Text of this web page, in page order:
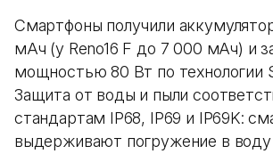
Смартфоны получили
мАч (у Reno16 F до 7 000 мАч) и
мощностью 80 Вт по технологии
Защита от воды и пыли
стандартам IP68, IP69 и IP69K:
выдерживают погружение в воду